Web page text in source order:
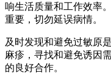
响生活质量和工作效率
重要，切勿延误病情。
及时发现和避免过敏原
麻疹，寻找和避免诱因
的良好合作。